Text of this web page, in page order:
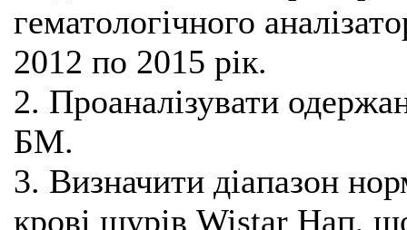
гематологічного
2012 по 2015 рік.
2. Проаналізувати
БМ.
3. Визначити діапазон
крові щурів Wistar Нап,